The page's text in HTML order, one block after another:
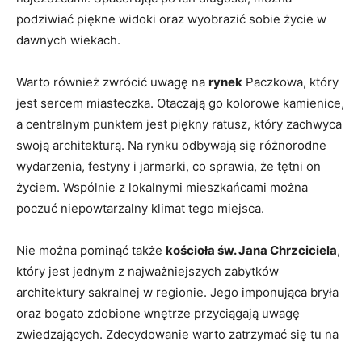
podziwiać⁤ piękne widoki oraz wyobrazić sobie życie w
dawnych ‌wiekach.
Warto również⁤ zwrócić uwagę na⁣ rynek Paczkowa, który
⁤jest sercem miasteczka. Otaczają go kolorowe kamienice,
a ⁤centralnym punktem⁣ jest piękny ratusz, ⁣który ‍zachwyca
swoją architekturą. Na⁢ rynku odbywają się różnorodne
wydarzenia, festyny i jarmarki, co ⁤sprawia, że tętni‌ on
życiem. Wspólnie‍ z lokalnymi mieszkańcami można
poczuć niepowtarzalny klimat⁣ tego miejsca.
Nie można ​pominąć ​także kościoła św. ​Jana Chrzciciela,
który jest ⁤jednym ⁤z najważniejszych zabytków
architektury⁢ sakralnej w regionie. Jego imponująca⁣ bryła
oraz bogato zdobione wnętrze przyciągają uwagę
zwiedzających. Zdecydowanie warto⁢ zatrzymać się tu na